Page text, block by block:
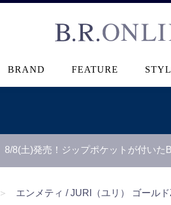
BRAND FEATURE
8/8(土)発売！ジップポケットが付いた
＞ エンメティ / JURI（ユリ） ゴール